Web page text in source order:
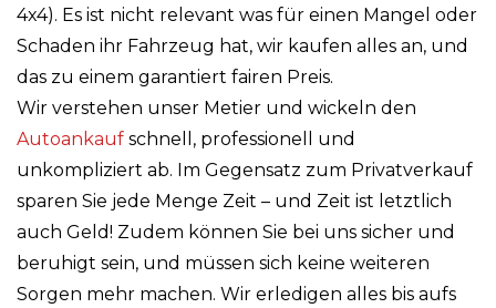
4x4). Es ist nicht relevant was für einen Mangel oder
Schaden ihr Fahrzeug hat, wir kaufen alles an, und
das zu einem garantiert fairen Preis.
Wir verstehen unser Metier und wickeln den
Autoankauf schnell, professionell und
unkompliziert ab. Im Gegensatz zum Privatverkauf
sparen Sie jede Menge Zeit – und Zeit ist letztlich
auch Geld! Zudem können Sie bei uns sicher und
beruhigt sein, und müssen sich keine weiteren
Sorgen mehr machen. Wir erledigen alles bis aufs